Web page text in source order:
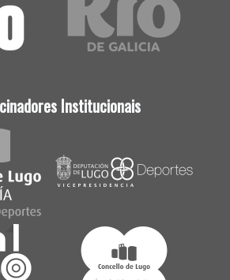
Institucionais